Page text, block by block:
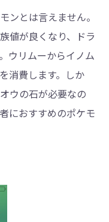
ンとは言えません。
値が良くなり、ドラ
ウリムーからイノム
消費します。しか
ウの石が必要なの
におすすめのポケモ